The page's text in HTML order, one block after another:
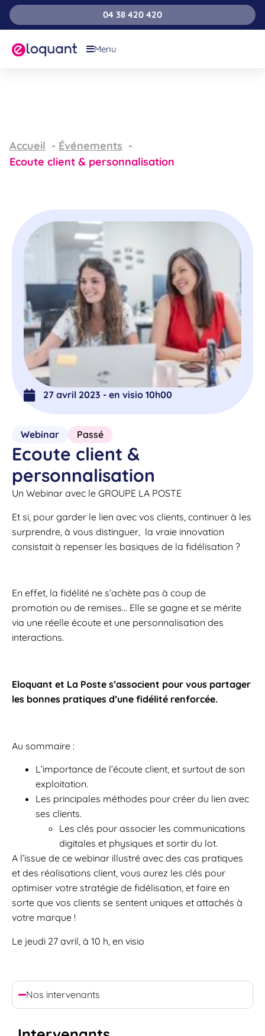
04 38 420 420
Menu
Accueil
Événements
Ecoute client & personnalisation
27 avril 2023 - en visio 10h00
Webinar Passé
Ecoute client &
personnalisation
Un Webinar avec le GROUPE LA POSTE
Et si, pour garder le lien avec vos clients, continuer à les
surprendre, à vous distinguer, la vraie innovation
consistait à repenser les basiques de la fidélisation ?
En effet, la fidélité ne s’achète pas à coup de
promotion ou de remises… Elle se gagne et se mérite
via une réelle écoute et une personnalisation des
interactions.
Eloquant et La Poste s’associent pour vous partager
les bonnes pratiques d’une fidélité renforcée.
Au sommaire :
L’importance de l’écoute client, et surtout de son
exploitation.
Les principales méthodes pour créer du lien avec
ses clients.
Les clés pour associer les communications
digitales et physiques et sortir du lot.
A l’issue de ce webinar illustré avec des cas pratiques
et des réalisations client, vous aurez les clés pour
optimiser votre stratégie de fidélisation, et faire en
sorte que vos clients se sentent uniques et attachés à
votre marque !
Le jeudi 27 avril, à 10 h, en visio
Nos intervenants